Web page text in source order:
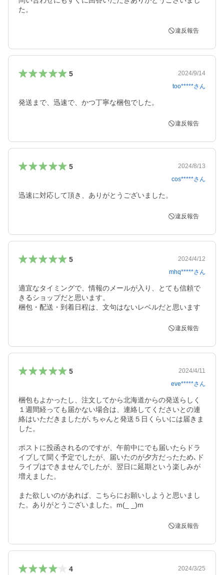
た。
違反報告
5
2024/9/14
too*****さん
発送まで、迅速で、かつ丁寧な梱包でした。
違反報告
5
2024/8/13
cos*****さん
違反報告
5
2024/4/12
mhq*****さん
適宜なタイミングで、情報のメールが入り、とても信頼で
きるショップだと思います。
梱包・配送・到着日程は、文句はないレベルだと思います
違反報告
5
2024/4/11
eve*****さん
梱包もよかったし、注文してから北海道からの発送らしく
１週間経っても届かない場合は、連絡してくださいとの連
絡はいただきましたが､ちゃんと発送５日くらいには届きま
した。
ポストに投函されるのですが、午前中にでも届いたらドラ
イブして聞く予定でしたが、届いたのが夕方だったため､ド
ライブはできませんでしたが、翌日に延期という楽しみが
増えました。
また欲しいのがあれば、こちらにお願いしようと思いまし
た。ありがとうございました。m(_ _)m
違反報告
4
2024/3/25